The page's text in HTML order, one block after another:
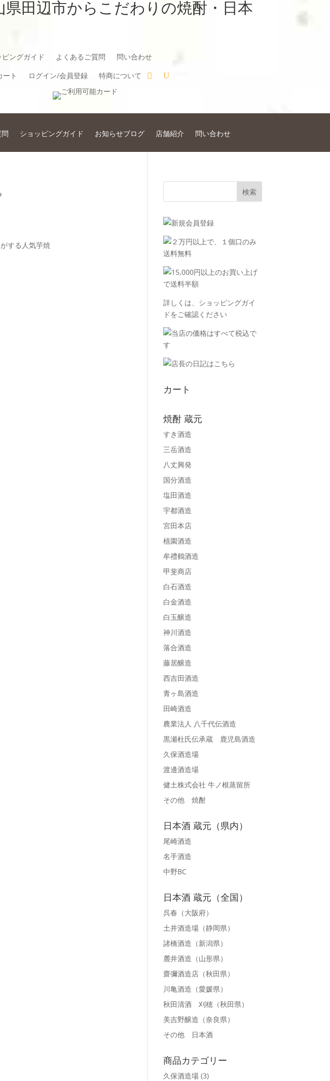
県田辺市からこだわりの焼酎・日本
ピングガイド よくあるご質問
問い合わせ
ート
ログイン/会員登録 特商について
ショッピングガイド お知らせブログ 店舗紹介 問い合わせ
する人気芋焼
詳しくは、 ショッピングガイ
ドをご確認ください
カート
焼酎 蔵元
すき酒造
三岳酒造
八丈興発
国分酒造
塩田酒造
宇都酒造
宮田本店
植園酒造
牟禮鶴酒造
甲斐商店
白石酒造
白金酒造
白玉醸造
神川酒造
落合酒造
藤居醸造
西吉田酒造
青ヶ島酒造
田崎酒造
農業法人 八千代伝酒造
黒瀬杜氏伝承蔵 鹿児島酒造
久保酒造場
渡邊酒造場
健土株式会社 牛ノ根蒸留所
その他 焼酎
日本酒 蔵元（県内）
尾崎酒造
名手酒造
中野BC
日本酒 蔵元（全国）
呉春 （大阪府）
土井酒造場 （静岡県）
諸橋酒造 （新潟県）
麓井酒造 （山形県）
齋彌酒造店 （秋田県）
川亀酒造 （愛媛県）
秋田清酒 刈穂 （秋田県）
美吉野醸造 （奈良県）
その他 日本酒
商品カテゴリー
久保酒造場 (3)